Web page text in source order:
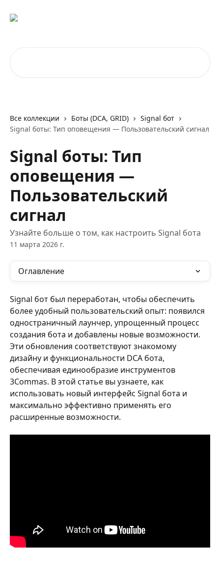
Все коллекции Боты (DCA, GRID)
Signal бот
Signal боты: Тип оповещения — Пользовательский сигнал
Signal боты: Тип
оповещения —
Пользовательский
сигнал
Узнайте больше о том, как настроить Signal бота
11 марта 2026 г.
Оглавление
Signal бот был переработан, чтобы обеспечить
более удобный пользовательский опыт: появился
одностраничный лаунчер, упрощенный процесс
создания бота и добавлены новые возможности.
Эти обновления соответствуют знакомому
дизайну и функциональности DCA бота,
обеспечивая единообразие инструментов
3Commas. В этой статье вы узнаете, как
использовать новый интерфейс Signal бота и
максимально эффективно применять его
расширенные возможности.